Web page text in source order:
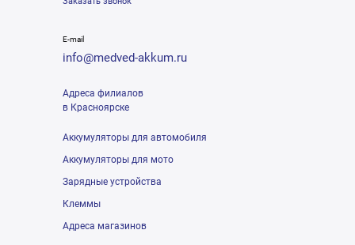
E-mail
info@medved-akkum.ru
Адреса филиалов
в Красноярске
Аккумуляторы для автомобиля
Аккумуляторы для мото
Зарядные устройства
Клеммы
Адреса магазинов